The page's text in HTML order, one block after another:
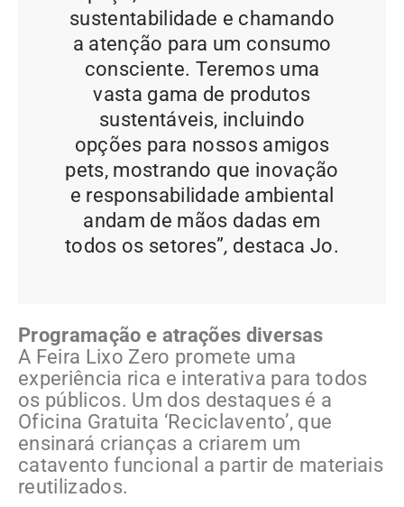
sustentabilidade e chamando
a atenção para um consumo
consciente. Teremos uma
vasta gama de produtos
sustentáveis, incluindo
opções para nossos amigos
pets, mostrando que inovação
e responsabilidade ambiental
andam de mãos dadas em
todos os setores”, destaca Jo.
Programação e atrações diversas
A Feira Lixo Zero promete uma
experiência rica e interativa para todos
os públicos. Um dos destaques é a
Oficina Gratuita ‘Reciclavento’, que
ensinará crianças a criarem um
catavento funcional a partir de materiais
reutilizados.